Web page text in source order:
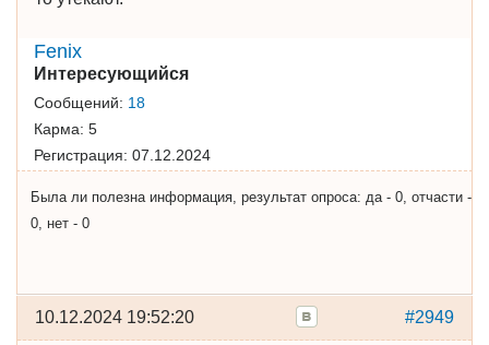
Fenix
Интересующийся
Сообщений: 18
Карма: 5
Регистрация: 07.12.2024
Была ли полезна информация, результат опроса: да - 0, отчасти -
0, нет - 0
#2949
10.12.2024 19:52:20